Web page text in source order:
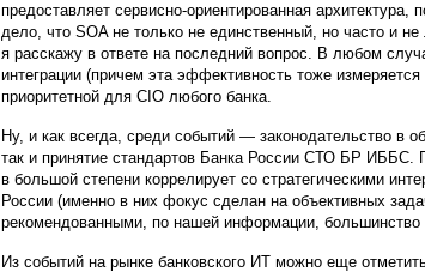
предоставляет сервисно-ориентированная
дело, что SOA не только не единственный, но часто и
я расскажу в ответе на последний вопрос. В любом
интеграции (причем эта эффективность тоже
приоритетной для CIO любого банка.
Ну, и как всегда, среди событий — законодательство в
так и принятие стандартов Банка России СТО БР ИББС.
в большой степени коррелирует со стратегическими
России (именно в них фокус сделан на объективных
рекомендованными, по нашей информации, большинство
Из событий на рынке банковского ИТ можно еще